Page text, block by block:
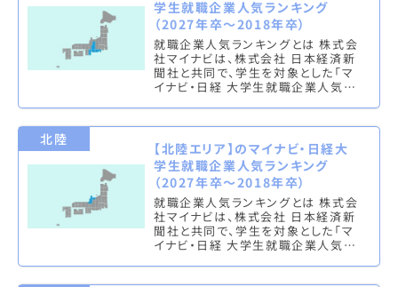
学生就職企業人気ランキング
（2027年卒～2018年卒）
就職企業人気ランキングとは 株式会
社マイナビは、株式会社 日本経済新
聞社と共同で、学生を対象とした「マ
イナビ・日経 大学生就職企業人気ラ
北陸
【北陸エリア】のマイナビ・日経大
学生就職企業人気ランキング
（2027年卒～2018年卒）
就職企業人気ランキングとは 株式会
社マイナビは、株式会社 日本経済新
聞社と共同で、学生を対象とした「マ
イナビ・日経 大学生就職企業人気ラ